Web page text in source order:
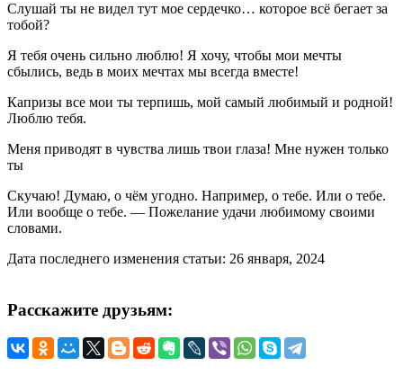
Слушай ты не видел тут мое сердечко… которое всё бегает за
тобой?
Я тебя очень сильно люблю! Я хочу, чтобы мои мечты
сбылись, ведь в моих мечтах мы всегда вместе!
Капризы все мои ты терпишь, мой самый любимый и родной!
Люблю тебя.
Меня приводят в чувства лишь твои глаза! Мне нужен только
ты
Скучаю! Думаю, о чём угодно. Например, о тебе. Или о тебе.
Или вообще о тебе. — Пожелание удачи любимому своими
словами.
Дата последнего изменения статьи: 26 января, 2024
Расскажите друзьям: